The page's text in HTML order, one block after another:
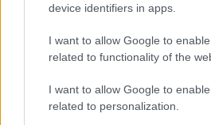
device identifiers in apps.
I want to allow Google to
related to functionality of the
I want to allow Google to
related to personalization.